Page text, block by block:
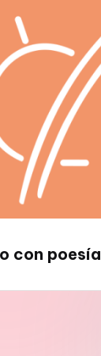
con poesía